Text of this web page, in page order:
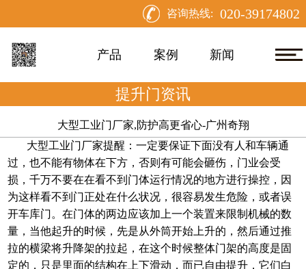
咨询热线: 020-39174802
产品 案例 新闻
提升门资讯
大型工业门厂家,防护高更省心-广州奇翔
大型工业门厂家提醒：一定要保证下面没有人和车辆通
过，也不能有物体在下方，否则有可能会砸伤，门业会受
损，千万不要在在看不到门体运行情况的地方进行操控，因
为这样看不到门正处在什么状况，很容易发生危险，或者误
开车库门。在门体的两边应该加上一个装置来限制机械的数
量，当他起升的时候，先是从外筒开始上升的，然后通过推
拉的横梁将升降架的拉起，在这个时候整体门架的高度是固
定的，只是里面的结构在上下滑动，而已自由提升，它们白